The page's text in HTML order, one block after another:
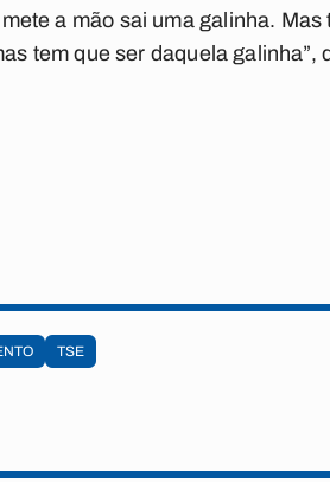
a mão sai uma galinha.
tem que ser daquela galinha”,
TSE